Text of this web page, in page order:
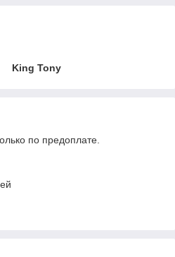
King Tony
по предоплате.